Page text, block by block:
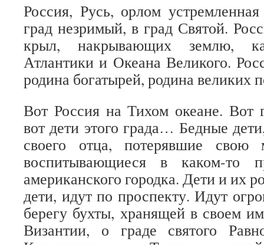
Россия, Русь, орлом
град незримый, в град Святой.
крыл, накрывающих землю,
Атлантики и Океана Великого.
родина богатырей, родина великих
Вот Россия на Тихом океане. Вот
вот дети этого града… Бедные
своего отца, потерявшие свою
воспитывающиеся в каком-то
американского городка. Дети и их
дети, идут по проспекту. Идут
берегу бухты, хранящей в своем
Византии, о граде святого